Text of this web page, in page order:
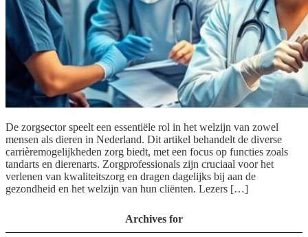
De zorgsector speelt een essentiële rol in het welzijn van zowel
mensen als dieren in Nederland. Dit artikel behandelt de diverse
carrièremogelijkheden zorg biedt, met een focus op functies zoals
tandarts en dierenarts. Zorgprofessionals zijn cruciaal voor het
verlenen van kwaliteitszorg en dragen dagelijks bij aan de
gezondheid en het welzijn van hun cliënten. Lezers […]
Archives for